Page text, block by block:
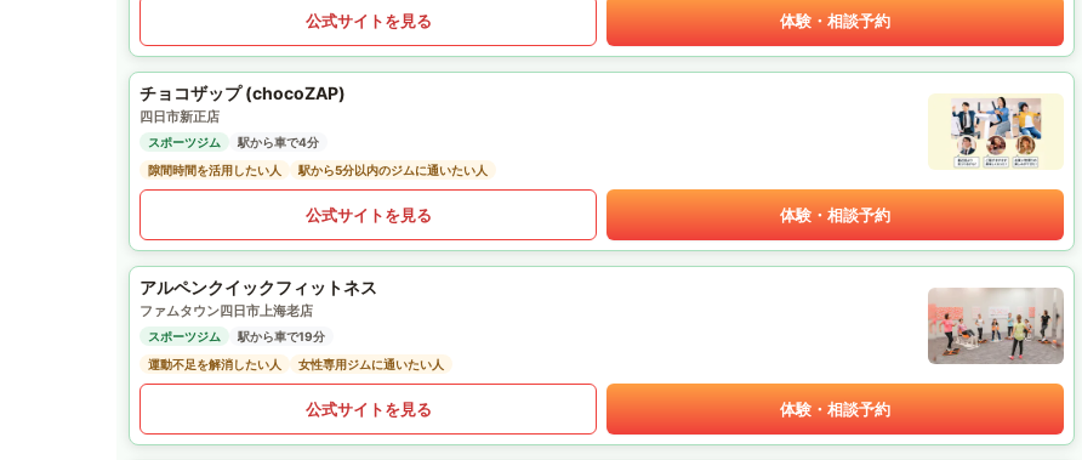
公式サイトを見る 体験・相談予約
チョコザップ (chocoZAP)
四日市新正店
スポーツジム
駅から車で4分
隙間時間を活用したい人
駅から5分以内のジムに通いたい人
公式サイトを見る 体験・相談予約
アルペンクイックフィットネス
ファムタウン四日市上海老店
スポーツジム
駅から車で19分
運動不足を解消したい人
女性専用ジムに通いたい人
公式サイトを見る 体験・相談予約